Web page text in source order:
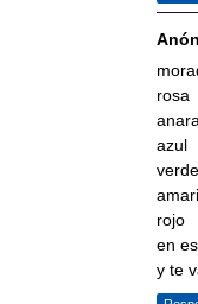
rosa
azul
verde
rojo
en
y te